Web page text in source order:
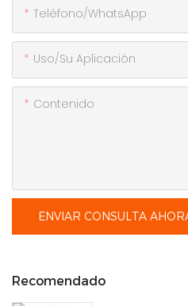
Teléfono/WhatsApp
Uso/Su Aplicación
Contenido
ENVIAR CONSULTA
Recomendado